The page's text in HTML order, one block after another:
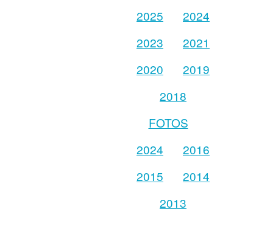
2025
2024
2023
2021
2020
2019
2018
FOTOS
2024
2016
2015
2014
2013